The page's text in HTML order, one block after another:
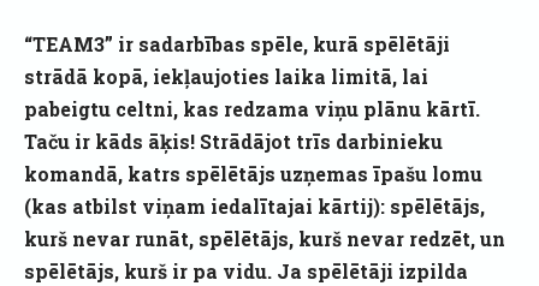
“TEAM3” ir sadarbības spēle, kurā spēlētāji
strādā kopā, iekļaujoties laika limitā, lai
pabeigtu celtni, kas redzama viņu plānu kārtī.
Taču ir kāds āķis! Strādājot trīs darbinieku
komandā, katrs spēlētājs uzņemas īpašu lomu
(kas atbilst viņam iedalītajai kārtij): spēlētājs,
kurš nevar runāt, spēlētājs, kurš nevar redzēt, un
spēlētājs, kurš ir pa vidu. Ja spēlētāji izpilda